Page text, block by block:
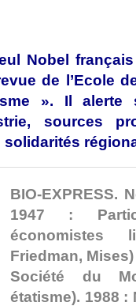
Nobel français
de l’Ecole
». Il alerte
sources
solidarités
BIO-EXPRESS.
1947 :
économistes
Friedman,
Société du
étatisme). 1988 :